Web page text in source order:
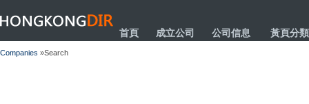
HONGKONGDIR
首頁 成立公司 公司信息 黃頁分類
Companies »Search